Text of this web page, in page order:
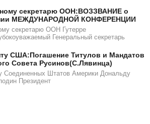
секретарю ООН:ВОЗЗВАНИЕ о
МЕЖДУНАРОДНОЙ КОНФЕРЕНЦИИ
секретарю ООН Гутерре
Генеральный секретарь
США:Погашение Титулов и Мандатов
Совета Русинов(С.Лявинца)​
Соединенных Штатов Америки Дональду
Пpeзидeнт